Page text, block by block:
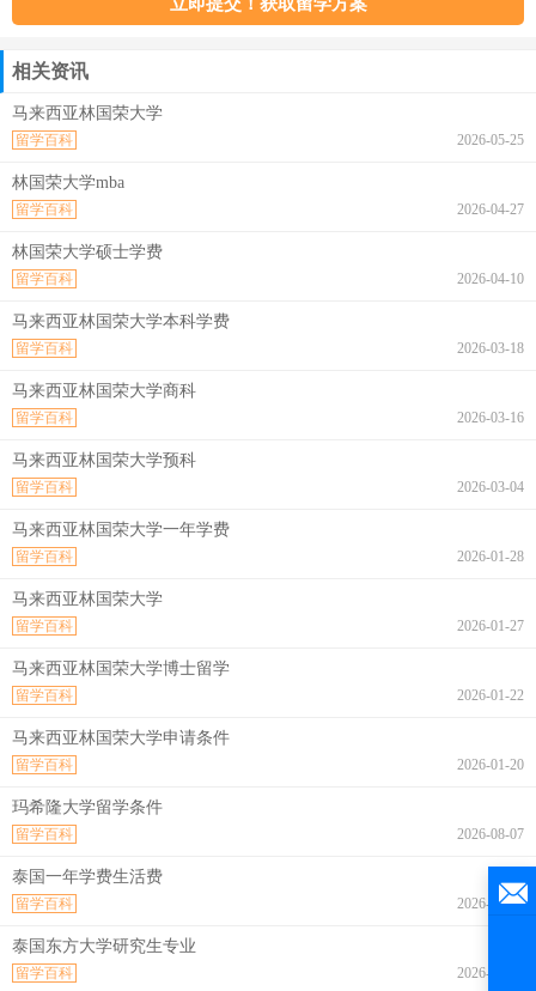
相关资讯
马来西亚林国荣大学
2026-05-25
留学百科
林国荣大学mba
2026-04-27
留学百科
林国荣大学硕士学费
2026-04-10
留学百科
马来西亚林国荣大学本科学费
2026-03-18
留学百科
马来西亚林国荣大学商科
2026-03-16
留学百科
马来西亚林国荣大学预科
2026-03-04
留学百科
马来西亚林国荣大学一年学费
2026-01-28
留学百科
马来西亚林国荣大学
2026-01-27
留学百科
马来西亚林国荣大学博士留学
2026-01-22
留学百科
马来西亚林国荣大学申请条件
2026-01-20
留学百科
玛希隆大学留学条件
2026-08-07
留学百科
泰国一年学费生活费
2026-08-07
留学百科
泰国东方大学研究生专业
2026-08-07
留学百科